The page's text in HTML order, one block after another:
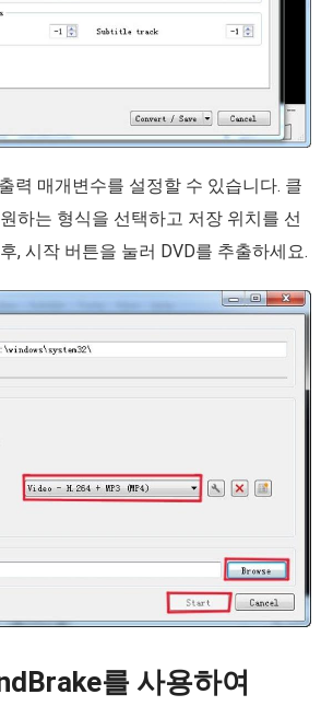
력 매개변수를 설정할 수 있습니다. 클
원하는 형식을 선택하고 저장 위치를 선
, 시작 버튼을 눌러 DVD를 추출하세요.
를 사용하여